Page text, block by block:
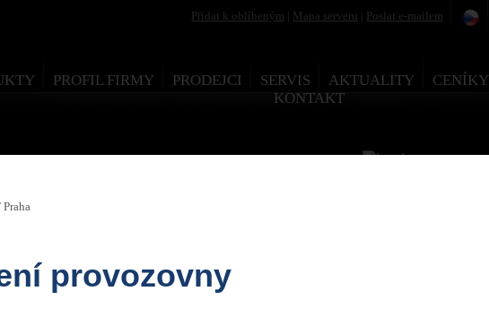
PROFIL FIRMY PRODEJCI SERVIS AKTUALITY CENÍKY
KONTAKT
Přidat k oblíbeným Mapa serveru Poslat e-mailem
provozovny